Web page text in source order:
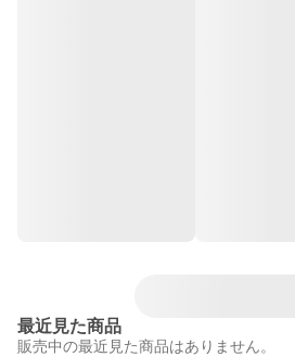
最近見た商品
販売中の最近見た商品はありません。